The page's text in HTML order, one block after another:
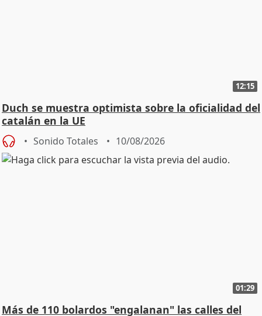
12:15
Duch se muestra optimista sobre la oficialidad del
catalán en la UE
Sonido Totales 10/08/2026
01:29
Más de 110 bolardos "engalanan" las calles del